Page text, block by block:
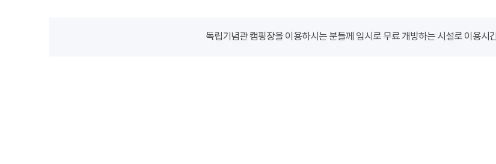
독립기념관 캠핑장을 이용하시는 분들께 임시로 무료 개방하는 시설로 이용시